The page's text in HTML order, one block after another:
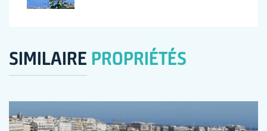
SIMILAIRE PROPRIÉTÉS